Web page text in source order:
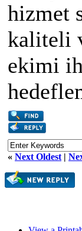
hizmet
kaliteli
ekimi
« Next Oldest |